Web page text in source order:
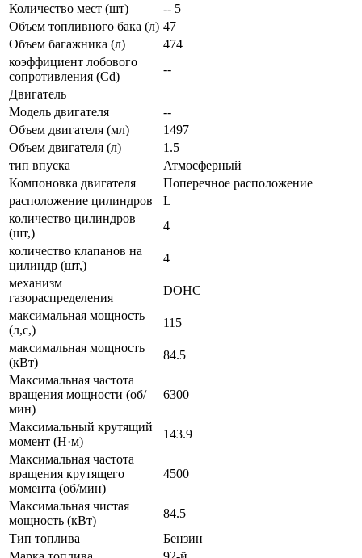
Количество мест (шт)
-- 5
Объем топливного бака (л) 47
Объем багажника (л)
474
коэффициент лобового
сопротивления (Cd)
--
Двигатель
Модель двигателя
--
Объем двигателя (мл)
1497
Объем двигателя (л)
1.5
тип впуска
Атмосферный
Компоновка двигателя
Поперечное расположение
расположение цилиндров
L
количество цилиндров
(шт,)
4
количество клапанов на
цилиндр (шт,)
4
механизм
газораспределения
DOHC
максимальная мощность
(л,с,)
115
максимальная мощность
(кВт)
84.5
Максимальная частота
вращения мощности (об/
мин)
6300
Максимальный крутящий
момент (Н·м)
143.9
Максимальная частота
вращения крутящего
момента (об/мин)
4500
Максимальная чистая
мощность (кВт)
84.5
Тип топлива
Бензин